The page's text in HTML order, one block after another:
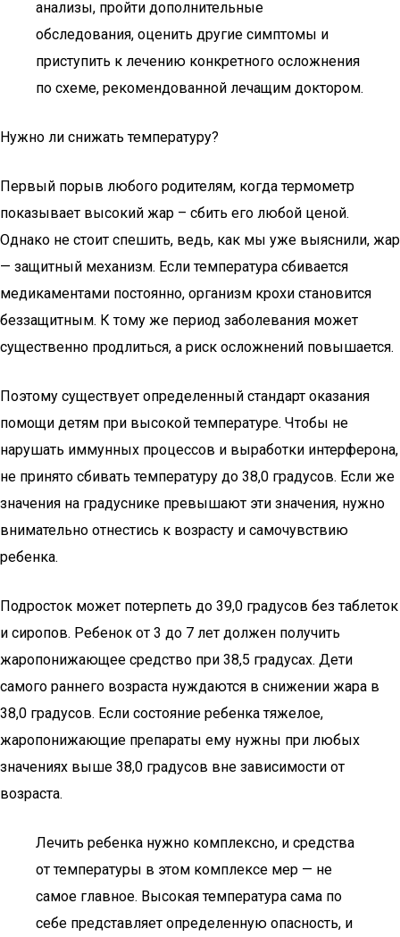
анализы, пройти дополнительные
обследования, оценить другие симптомы и
приступить к лечению конкретного осложнения
по схеме, рекомендованной лечащим доктором.
Нужно ли снижать температуру?
Первый порыв любого родителям, когда термометр
показывает высокий жар – сбить его любой ценой.
Однако не стоит спешить, ведь, как мы уже выяснили, жар
— защитный механизм. Если температура сбивается
медикаментами постоянно, организм крохи становится
беззащитным. К тому же период заболевания может
существенно продлиться, а риск осложнений повышается.
Поэтому существует определенный стандарт оказания
помощи детям при высокой температуре. Чтобы не
нарушать иммунных процессов и выработки интерферона,
не принято сбивать температуру до 38,0 градусов. Если же
значения на градуснике превышают эти значения, нужно
внимательно отнестись к возрасту и самочувствию
ребенка.
Подросток может потерпеть до 39,0 градусов без таблеток
и сиропов. Ребенок от 3 до 7 лет должен получить
жаропонижающее средство при 38,5 градусах. Дети
самого раннего возраста нуждаются в снижении жара в
38,0 градусов. Если состояние ребенка тяжелое,
жаропонижающие препараты ему нужны при любых
значениях выше 38,0 градусов вне зависимости от
возраста.
Лечить ребенка нужно комплексно, и средства
от температуры в этом комплексе мер — не
самое главное. Высокая температура сама по
себе представляет определенную опасность, и